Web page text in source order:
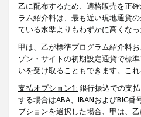
乙に配布するため、適格販売を正
ラム紹介料は、最も近い現地通貨
ている水準よりもわずかに高くな
甲は、乙が標準プログラム紹介料
ゾン・サイトの初期設定通貨で標
いを受け取ることもできます。こ
支払オプション1: 銀行振込での支
する場合はABA、IBANおよびBIC
プションを選択した場合、甲は、